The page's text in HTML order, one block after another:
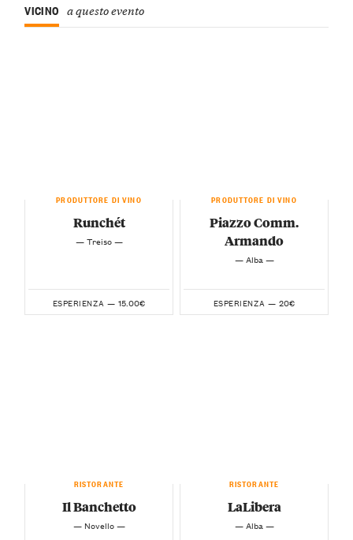
VICINO a questo evento
PRODUTTORE DI VINO
Runchét
— Treiso —
ESPERIENZA — 15.00€
PRODUTTORE DI VINO
Piazzo Comm.
Armando
— Alba —
ESPERIENZA — 20€
RISTORANTE
Il Banchetto
— Novello —
RISTORANTE
LaLibera
— Alba —